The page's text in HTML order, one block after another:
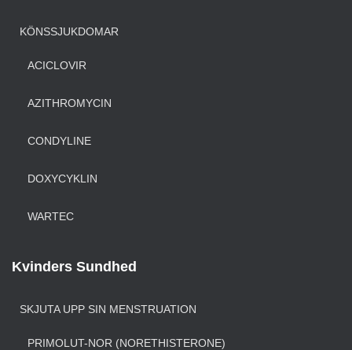
KÖNSSJUKDOMAR
ACICLOVIR
AZITHROMYCIN
CONDYLINE
DOXYCYKLIN
WARTEC
Kvinders Sundhed
SKJUTA UPP SIN MENSTRUATION
PRIMOLUT-NOR (NORETHISTERONE)